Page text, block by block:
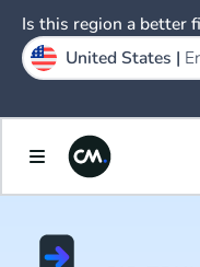
Is this region a better
United States |